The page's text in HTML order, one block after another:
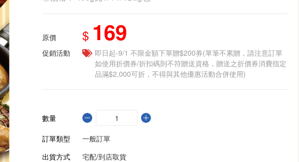
原價 $ 169
促銷活動
即日起-9/1 不限金額下單贈$200券(單筆不累贈，請注意訂單
如使用折價券/折扣碼則不符贈送資格，贈送之折價券消費指定
品滿$2,000可折，不得與其他優惠活動合併使用)
數量
訂單類型
一般訂單
出貨方式
宅配/到店取貨